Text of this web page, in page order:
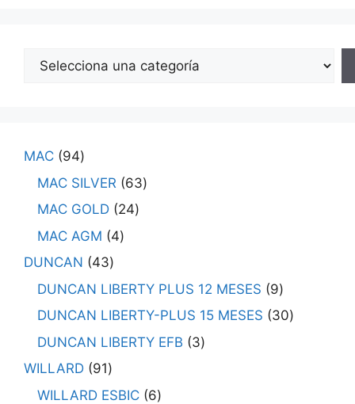
MAC 94
MAC SILVER
63
MAC GOLD 24
MAC AGM
4
DUNCAN
43
DUNCAN LIBERTY PLUS 12 MESES
9
DUNCAN LIBERTY-PLUS 15 MESES
30
DUNCAN LIBERTY EFB
3
WILLARD 91
WILLARD ESBIC 6